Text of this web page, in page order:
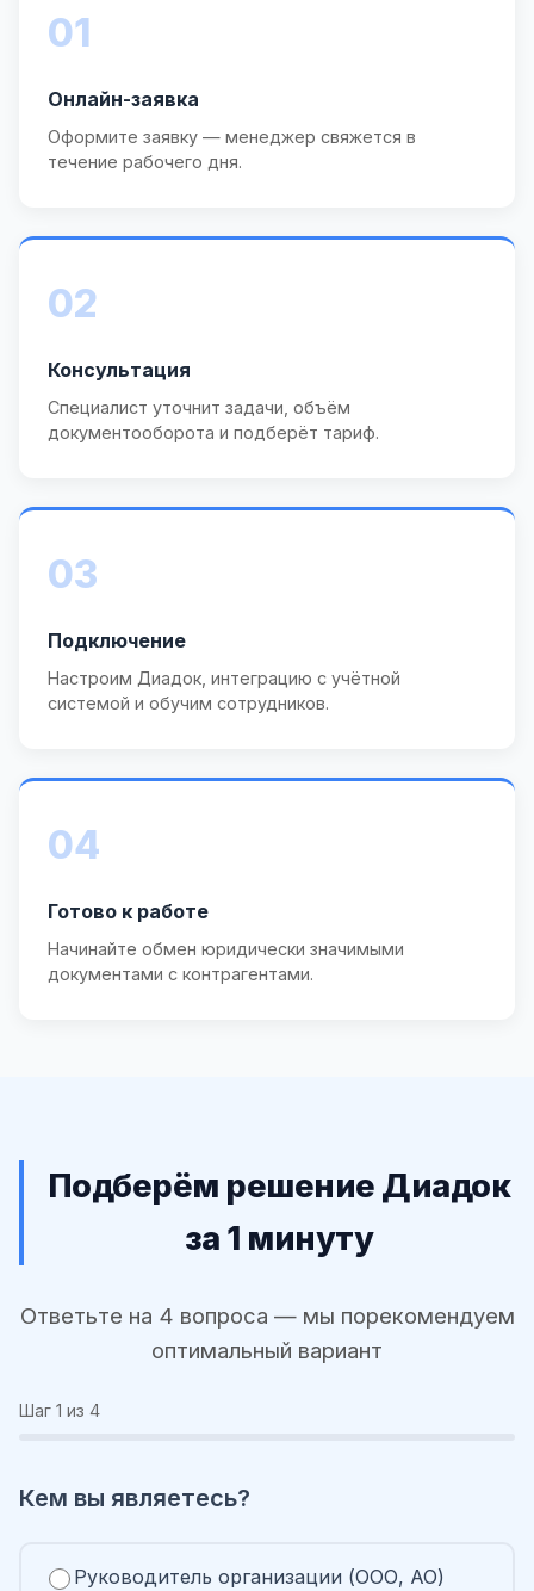
01
Онлайн-заявка
Оформите заявку — менеджер свяжется в
течение рабочего дня.
02
Консультация
Специалист уточнит задачи, объём
документооборота и подберёт тариф.
03
Подключение
Настроим Диадок, интеграцию с учётной
системой и обучим сотрудников.
04
Готово к работе
Начинайте обмен юридически значимыми
документами с контрагентами.
Подберём решение Диадок
за 1 минуту
Ответьте на 4 вопроса — мы порекомендуем
оптимальный вариант
Шаг 1 из 4
Кем вы являетесь?
Руководитель организации (ООО, АО)